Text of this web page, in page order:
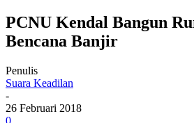
PCNU Kendal Bangun
Bencana Banjir
Penulis
Suara Keadilan
-
26 Februari 2018
0